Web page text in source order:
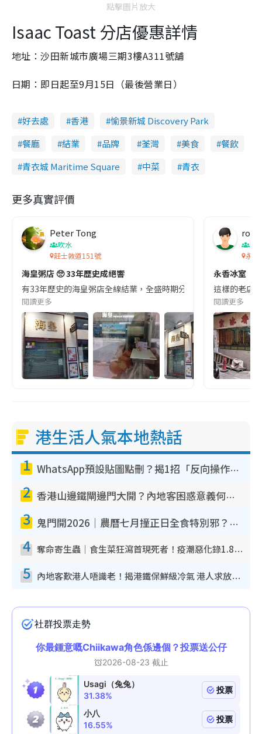
點擊圖片放大
Isaac Toast 分店優惠詳情
地址：沙田新城市廣場三期3樓A311號舖
日期：即日起至9月15日（最後營業日）
好去處 香港
愉景新城 Discovery Park
餐廳
結業 品牌 荃灣 美食
餐飲
青衣城 Maritime Square
中菜 青衣
更多真實評價
Peter Tong
吹水
莊士敦道151號
海皇粥店 🥺 33年歷史成絕響
有33年歷史的海皇粥店全線結業，全盛時期分店逾30多間。 本
閱讀更多
吹
永香
永香冰室
這樣的老店
閱讀更多
港生活人氣本地熱話
1 WhatsApp預設貼圖點刪？揭1招「反向操作」還原簡潔介面 附3步實測教學
2 香港山邊鐵閘邊門大開？內地客困惑意義何在！網民神回覆：呢種叫法理性防禦
3 鬼門開2026｜農曆七月撞正日全食特別邪？專家警告切忌做一事！揭4大禁忌+2招保平安
4 奪命寄生蟲｜食生菜狂瀉首現死者！疫潮惡化錄1.8萬宗病例 揭洗菜3大謬誤
5 內地客歎港人唔識老！揭港鐵保鮮級冷氣 港人求放過：咪投訴